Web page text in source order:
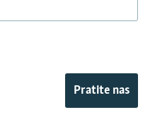
Pratite nas